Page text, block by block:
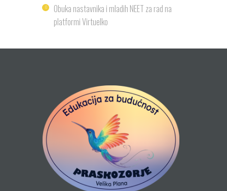
Obuka nastavnika i mladih NEET za rad na
platformi Virtuelko